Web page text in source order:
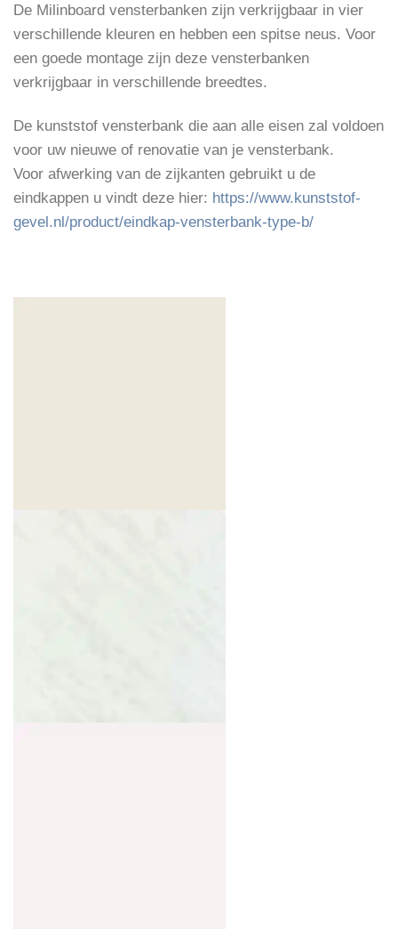
De Milinboard vensterbanken zijn verkrijgbaar in vier
verschillende kleuren en hebben een spitse neus. Voor
een goede montage zijn deze vensterbanken
verkrijgbaar in verschillende breedtes.
De kunststof vensterbank die aan alle eisen zal voldoen
voor uw nieuwe of renovatie van je vensterbank.
Voor afwerking van de zijkanten gebruikt u de
eindkappen u vindt deze hier: https://www.kunststof-
gevel.nl/product/eindkap-vensterbank-type-b/